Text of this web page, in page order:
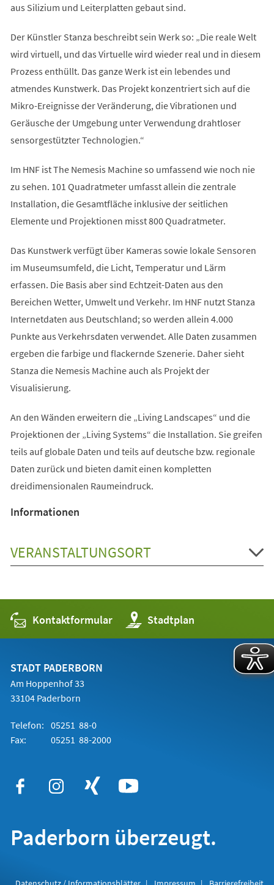
aus Silizium und Leiterplatten gebaut sind.
Der Künstler Stanza beschreibt sein Werk so: „Die reale Welt
wird virtuell, und das Virtuelle wird wieder real und in diesem
Prozess enthüllt. Das ganze Werk ist ein lebendes und
atmendes Kunstwerk. Das Projekt konzentriert sich auf die
Mikro-Ereignisse der Veränderung, die Vibrationen und
Geräusche der Umgebung unter Verwendung drahtloser
sensorgestützter Technologien.“
Im HNF ist The Nemesis Machine so umfassend wie noch nie
zu sehen. 101 Quadratmeter umfasst allein die zentrale
Installation, die Gesamtfläche inklusive der seitlichen
Elemente und Projektionen misst 800 Quadratmeter.
Das Kunstwerk verfügt über Kameras sowie lokale Sensoren
im Museumsumfeld, die Licht, Temperatur und Lärm
erfassen. Die Basis aber sind Echtzeit-Daten aus den
Bereichen Wetter, Umwelt und Verkehr. Im HNF nutzt Stanza
Internetdaten aus Deutschland; so werden allein 4.000
Punkte aus Verkehrsdaten verwendet. Alle Daten zusammen
ergeben die farbige und flackernde Szenerie. Daher sieht
Stanza die Nemesis Machine auch als Projekt der
Visualisierung.
An den Wänden erweitern die „Living Landscapes“ und die
Projektionen der „Living Systems“ die Installation. Sie greifen
teils auf globale Daten und teils auf deutsche bzw. regionale
Daten zurück und bieten damit einen kompletten
dreidimensionalen Raumeindruck.
Informationen
VERANSTALTUNGSORT
Kontaktformular Stadtplan
(Öffnet
in
einem
STADT PADERBORN
Am Hoppenhof 33
33104 Paderborn
Telefon: 05251 88-0
Fax:
05251 88-2000
Paderborn überzeugt.